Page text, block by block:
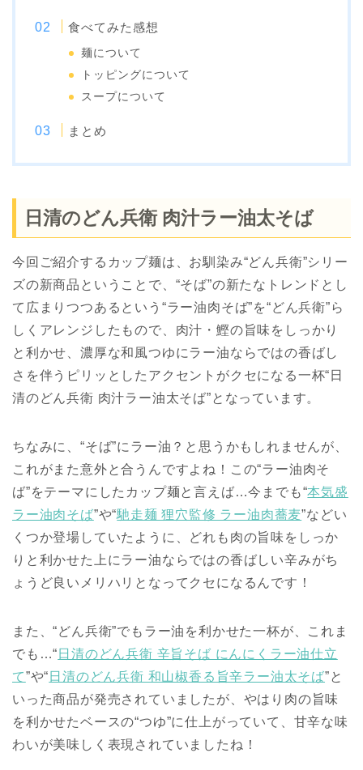
食べてみた感想
麺について
トッピングについて
スープについて
まとめ
日清のどん兵衛 肉汁ラー油太そば
今回ご紹介するカップ麺は、お馴染み“どん兵衛”シリー
ズの新商品ということで、“そば”の新たなトレンドとし
て広まりつつあるという“ラー油肉そば”を“どん兵衛”ら
しくアレンジしたもので、肉汁・鰹の旨味をしっかり
と利かせ、濃厚な和風つゆにラー油ならではの香ばし
さを伴うピリッとしたアクセントがクセになる一杯“日
清のどん兵衛 肉汁ラー油太そば”となっています。
ちなみに、“そば”にラー油？と思うかもしれませんが、
これがまた意外と合うんですよね！この“ラー油肉そ
ば”をテーマにしたカップ麺と言えば…今までも“本気盛
ラー油肉そば”や“馳走麺 狸穴監修 ラー油肉蕎麦”などい
くつか登場していたように、どれも肉の旨味をしっか
りと利かせた上にラー油ならではの香ばしい辛みがち
ょうど良いメリハリとなってクセになるんです！
また、“どん兵衛”でもラー油を利かせた一杯が、これま
でも…“ 日清のどん兵衛 辛旨そば にんにくラー油仕立
て”や“ 日清のどん兵衛 和山椒香る旨辛ラー油太そば”と
いった商品が発売されていましたが、やはり肉の旨味
を利かせたベースの“つゆ”に仕上がっていて、甘辛な味
わいが美味しく表現されていましたね！